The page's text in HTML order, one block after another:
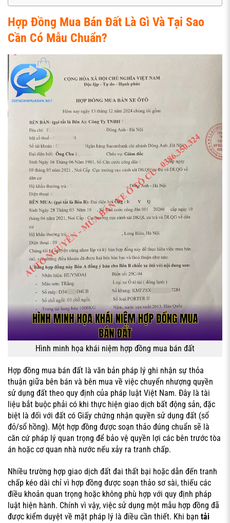
Hợp Đồng Mua Bán Đất Là Gì Và Tại Sao
Cần Có Mẫu Chuẩn?
Hình minh họa khái niệm hợp đồng mua bán đất
Hợp đồng mua bán đất là văn bản pháp lý ghi nhận sự thỏa
thuận giữa bên bán và bên mua về việc chuyển nhượng quyền
sử dụng đất theo quy định của pháp luật Việt Nam. Đây là tài
liệu bắt buộc phải có khi thực hiện giao dịch bất động sản, đặc
biệt là đối với đất có Giấy chứng nhận quyền sử dụng đất (sổ
đỏ/sổ hồng). Một hợp đồng được soạn thảo đúng chuẩn sẽ là
căn cứ pháp lý quan trọng để bảo vệ quyền lợi các bên trước tòa
án hoặc cơ quan nhà nước nếu xảy ra tranh chấp.
Nhiều trường hợp giao dịch đất đai thất bại hoặc dẫn đến tranh
chấp kéo dài chỉ vì hợp đồng được soạn thảo sơ sài, thiếu các
điều khoản quan trọng hoặc không phù hợp với quy định pháp
luật hiện hành. Chính vì vậy, việc sử dụng một mẫu hợp đồng đã
được kiểm duyệt về mặt pháp lý là điều cần thiết. Khi bạn tải